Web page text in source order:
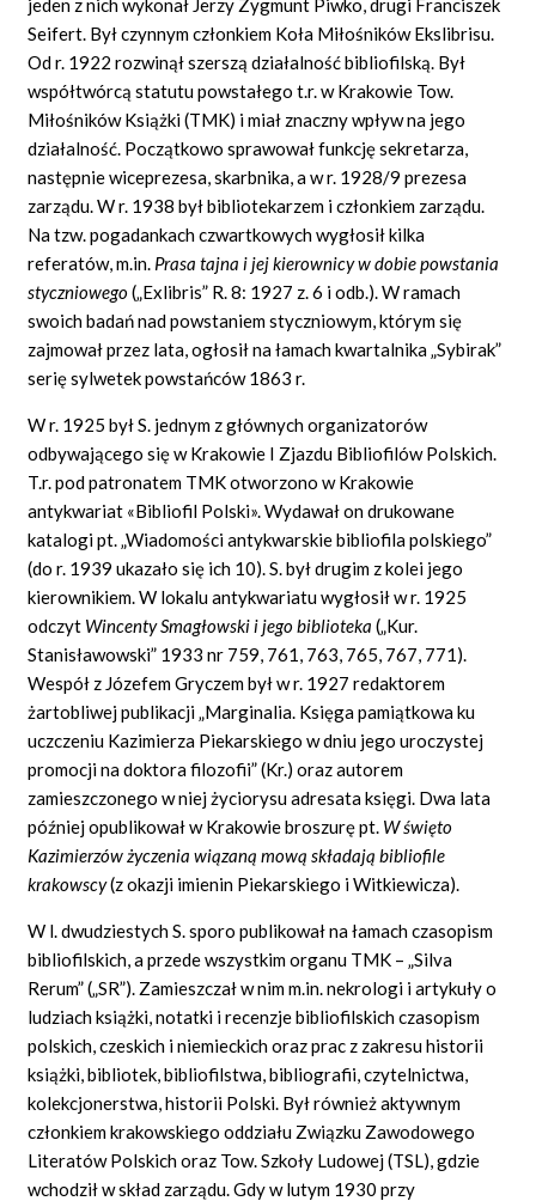
jeden z nich wykonał Jerzy Zygmunt Piwko, drugi Franciszek
Seifert. Był czynnym członkiem Koła Miłośników Ekslibrisu.
Od r. 1922 rozwinął szerszą działalność bibliofilską. Był
współtwórcą statutu powstałego t.r. w Krakowie Tow.
Miłośników Książki (TMK) i miał znaczny wpływ na jego
działalność. Początkowo sprawował funkcję sekretarza,
następnie wiceprezesa, skarbnika, a w r. 1928/9 prezesa
zarządu. W r. 1938 był bibliotekarzem i członkiem zarządu.
Na tzw. pogadankach czwartkowych wygłosił kilka
referatów, m.in. Prasa tajna i jej kierownicy w dobie powstania
styczniowego(„Exlibris” R. 8: 1927 z. 6 i odb.). W ramach
swoich badań nad powstaniem styczniowym, którym się
zajmował przez lata, ogłosił na łamach kwartalnika „Sybirak”
serię sylwetek powstańców 1863 r.
W r. 1925 był S. jednym z głównych organizatorów
odbywającego się w Krakowie I Zjazdu Bibliofilów Polskich.
T.r. pod patronatem TMK otworzono w Krakowie
antykwariat «Bibliofil Polski». Wydawał on drukowane
katalogi pt. „Wiadomości antykwarskie bibliofila polskiego”
(do r. 1939 ukazało się ich 10). S. był drugim z kolei jego
kierownikiem. W lokalu antykwariatu wygłosił w r. 1925
odczyt Wincenty Smagłowski i jego biblioteka(„Kur.
Stanisławowski” 1933 nr 759, 761, 763, 765, 767, 771).
Wespół z Józefem Gryczem był w r. 1927 redaktorem
żartobliwej publikacji „Marginalia. Księga pamiątkowa ku
uczczeniu Kazimierza Piekarskiego w dniu jego uroczystej
promocji na doktora filozofii” (Kr.) oraz autorem
zamieszczonego w niej życiorysu adresata księgi. Dwa lata
później opublikował w Krakowie broszurę pt. W święto
Kazimierzów życzenia wiązaną mową składają bibliofile
krakowscy(z okazji imienin Piekarskiego i Witkiewicza).
W l. dwudziestych S. sporo publikował na łamach czasopism
bibliofilskich, a przede wszystkim organu TMK – „Silva
Rerum” („SR”). Zamieszczał w nim m.in. nekrologi i artykuły o
ludziach książki, notatki i recenzje bibliofilskich czasopism
polskich, czeskich i niemieckich oraz prac z zakresu historii
książki, bibliotek, bibliofilstwa, bibliografii, czytelnictwa,
kolekcjonerstwa, historii Polski. Był również aktywnym
członkiem krakowskiego oddziału Związku Zawodowego
Literatów Polskich oraz Tow. Szkoły Ludowej (TSL), gdzie
wchodził w skład zarządu. Gdy w lutym 1930 przy